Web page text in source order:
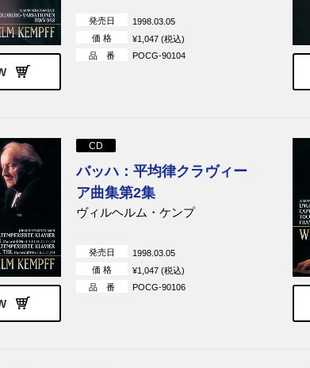
発売日
1998.03.05
価 格
¥1,047 (税込)
品 番
POCG-90104
CD
バッハ：平均律クラヴィー
ア曲集第2集
ヴィルヘルム・ケンプ
発売日
1998.03.05
価 格
¥1,047 (税込)
品 番
POCG-90106